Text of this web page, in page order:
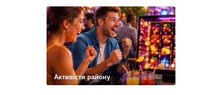
за допомогою якої ділки, ймовірно, планували
забудувати зелені схили Подільська окружна
прокуратура міста Києва подала до суду …
Поділитися у соцмережах:
Активісти району